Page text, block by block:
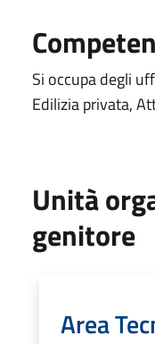
Si occupa degli
Edilizia privata,
Unità
genitore
Area